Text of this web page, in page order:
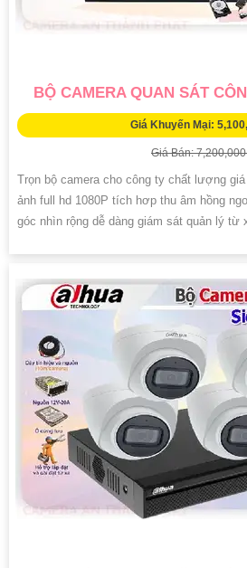
BỘ CAMERA QUAN SÁT
Giá Khuyến Mại:
Giá Bán: 7,200,000
Trọn bộ camera cho công ty chất lượng
ảnh full hd 1080P tích hơp thu âm hồng
góc nhìn rộng dễ dàng giám sát quản lý từ